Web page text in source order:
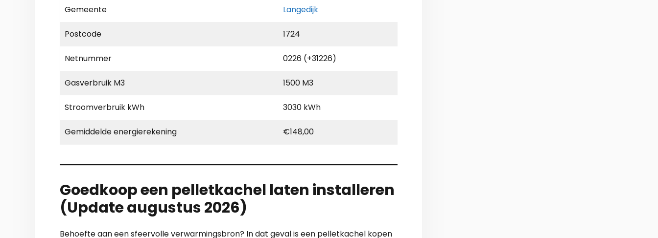
Gemeente Langedijk
Postcode 1724
Netnummer 0226 (+31226)
Gasverbruik M3 1500 M3
Stroomverbruik kWh 3030 kWh
Gemiddelde energierekening €148,00
Goedkoop een pelletkachel laten installeren
(Update augustus 2026)
Behoefte aan een sfeervolle verwarmingsbron? In dat geval is een pelletkachel kopen